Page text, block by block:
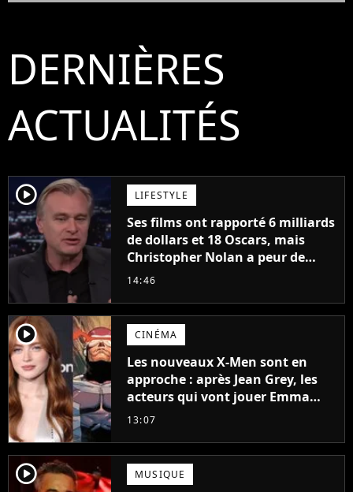
DERNIÈRES
ACTUALITÉS
player2 LIFESTYLE
Ses films ont rapporté 6 milliards
de dollars et 18 Oscars, mais
Christopher Nolan a peur de
tourner un genre de films très
14:46
player2 CINÉMA
Les nouveaux X-Men sont en
approche : après Jean Grey, les
acteurs qui vont jouer Emma
Frost et Cyclope trouvés !
13:07
player2 MUSIQUE